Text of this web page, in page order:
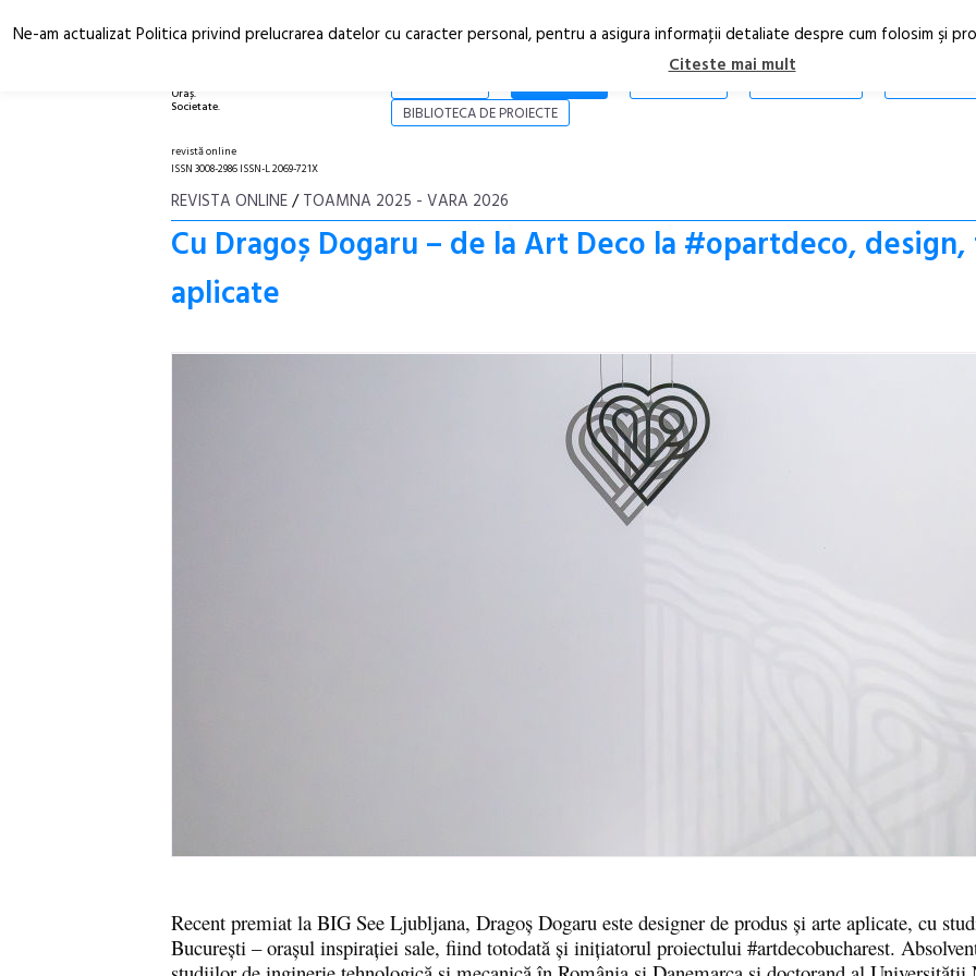
Oraș.
Societate.
ARTICOLE
BIBLIOTECA DE PROIECTE
revistă online
ISSN 3008-2986 ISSN-L 2069-721X
REVISTA ONLINE/TOAMNA 2025 - VARA 2026
Cu Dragoș Dogaru – de la Art Deco la #opartdeco,
aplicate
Recent premiat la BIG See Ljubljana, Dragoş Dogaru este designer de produs şi arte aplicate, cu
București – orașul inspirației sale, fiind totodată şi inițiatorul proiectului #artdecobucharest.
Ne-am actualizat Politica privind prelucrarea datelor cu caracter personal, pentru a asigura informaţii detaliate despre cum folosim şi
Citeste mai mult